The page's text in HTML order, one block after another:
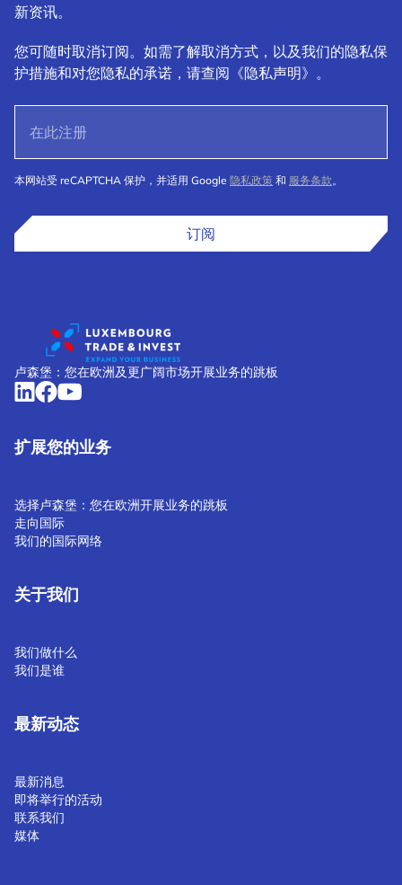
新资讯。
您可随时取消订阅。如需了解取消方式，以及我们的隐私保
护措施和对您隐私的承诺，请查阅《隐私声明》。
本网站受 reCAPTCHA 保护，并适用 Google 隐私政策 和 服务条款。
订阅
卢森堡：您在欧洲及更广阔市场开展业务的跳板
扩展您的业务
选择卢森堡：您在欧洲开展业务的跳板
走向国际
我们的国际网络
关于我们
我们做什么
我们是谁
最新动态
最新消息
即将举行的活动
联系我们
媒体